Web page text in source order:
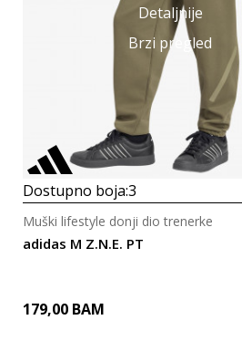
Detaljnije
Brzi pregled
Dostupno boja:3
adidas M Z.N.E. PT
Muški lifestyle donji dio trenerke
179,00 BAM